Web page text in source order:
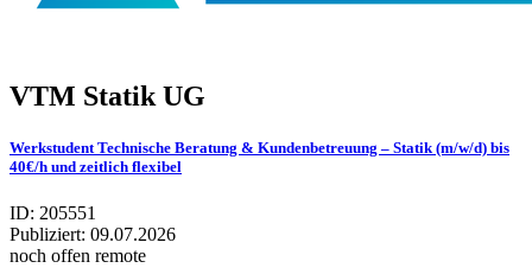
VTM Statik UG
Werkstudent Technische Beratung & Kundenbetreuung – Statik (m/w/d) bis
40€/h und zeitlich flexibel
ID: 205551
Publiziert: 09.07.2026
noch offen remote